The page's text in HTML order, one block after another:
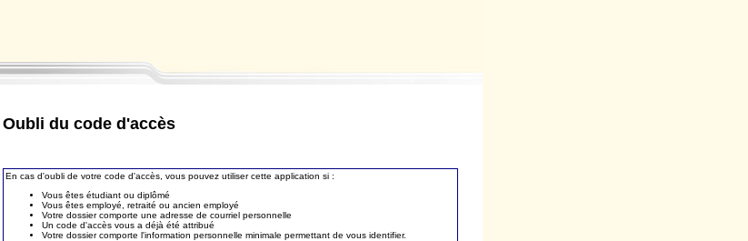
Oubli du code d'accès
En cas d'oubli de votre code d'accès, vous pouvez utiliser cette application si :
Vous êtes étudiant ou diplômé
Vous êtes employé, retraité ou ancien employé
Votre dossier comporte une adresse de courriel personnelle
Un code d'accès vous a déjà été attribué
Votre dossier comporte l'information personnelle minimale permettant de vous identifier.